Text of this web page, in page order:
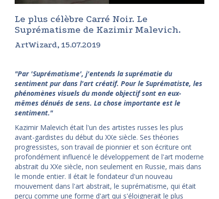
Le plus célèbre Carré Noir. Le
Suprématisme de Kazimir Malevich.
ArtWizard, 15.07.2019
"Par 'Suprématisme', j'entends la suprématie du
sentiment pur dans l'art créatif. Pour le Suprématiste, les
phénomènes visuels du monde objectif sont en eux-
mêmes dénués de sens. La chose importante est le
sentiment."
Kazimir Malevich était l'un des artistes russes les plus
avant-gardistes du début du XXe siècle. Ses théories
progressistes, son travail de pionnier et son écriture ont
profondément influencé le développement de l'art moderne
abstrait du XXe siècle, non seulement en Russie, mais dans
le monde entier. Il était le fondateur d'un nouveau
mouvement dans l'art abstrait, le suprématisme, qui était
perçu comme une forme d'art qui s'éloignerait le plus